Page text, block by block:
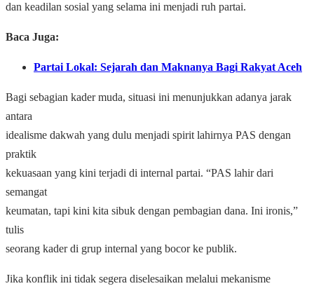
dan keadilan sosial yang selama ini menjadi ruh partai.
Baca Juga:
Partai Lokal: Sejarah dan Maknanya Bagi Rakyat Aceh
Bagi sebagian kader muda, situasi ini menunjukkan adanya jarak
antara
idealisme dakwah yang dulu menjadi spirit lahirnya PAS dengan
praktik
kekuasaan yang kini terjadi di internal partai. “PAS lahir dari
semangat
keumatan, tapi kini kita sibuk dengan pembagian dana. Ini ironis,”
tulis
seorang kader di grup internal yang bocor ke publik.
Jika konflik ini tidak segera diselesaikan melalui mekanisme